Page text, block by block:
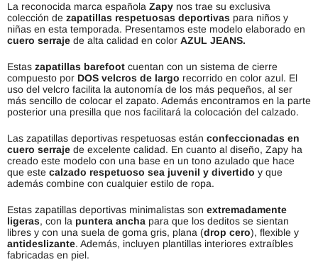
La reconocida marca española Zapy nos trae su exclusiva
colección de zapatillas respetuosas deportivas para niños y
niñas en esta temporada. Presentamos este modelo elaborado en
cuero serraje de alta calidad en color AZUL JEANS.
Estas zapatillas barefoot cuentan con un sistema de cierre
compuesto por DOS velcros de largo recorrido en color azul. El
uso del velcro facilita la autonomía de los más pequeños, al ser
más sencillo de colocar el zapato. Además encontramos en la parte
posterior una presilla que nos facilitará la colocación del calzado.
Las zapatillas deportivas respetuosas están confeccionadas en
cuero serraje de excelente calidad. En cuanto al diseño, Zapy ha
creado este modelo con una base en un tono azulado que hace
que este calzado respetuoso sea juvenil y divertido y que
además combine con cualquier estilo de ropa.
Estas zapatillas deportivas minimalistas son extremadamente
ligeras, con la puntera ancha para que los deditos se sientan
libres y con una suela de goma gris, plana (drop cero), flexible y
antideslizante. Además, incluyen plantillas interiores extraíbles
fabricadas en piel.